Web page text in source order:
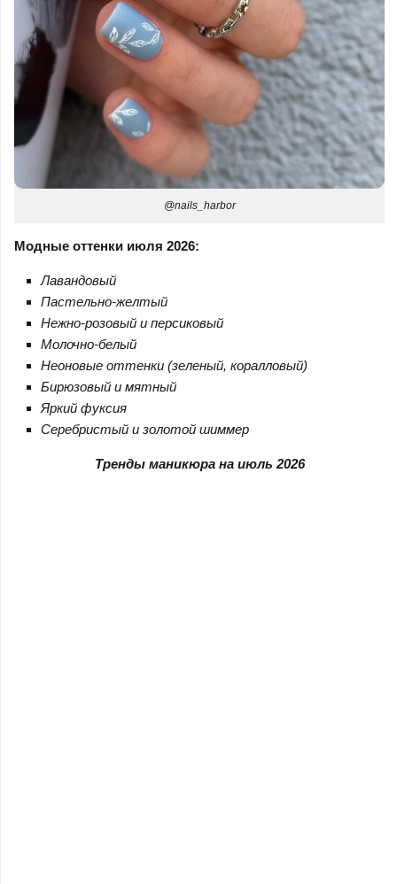
@nails_harbor
Модные оттенки июля 2026:
Лавандовый
Пастельно-желтый
Нежно-розовый и персиковый
Молочно-белый
Неоновые оттенки (зеленый, коралловый)
Бирюзовый и мятный
Яркий фуксия
Серебристый и золотой шиммер
Тренды маникюра на июль 2026